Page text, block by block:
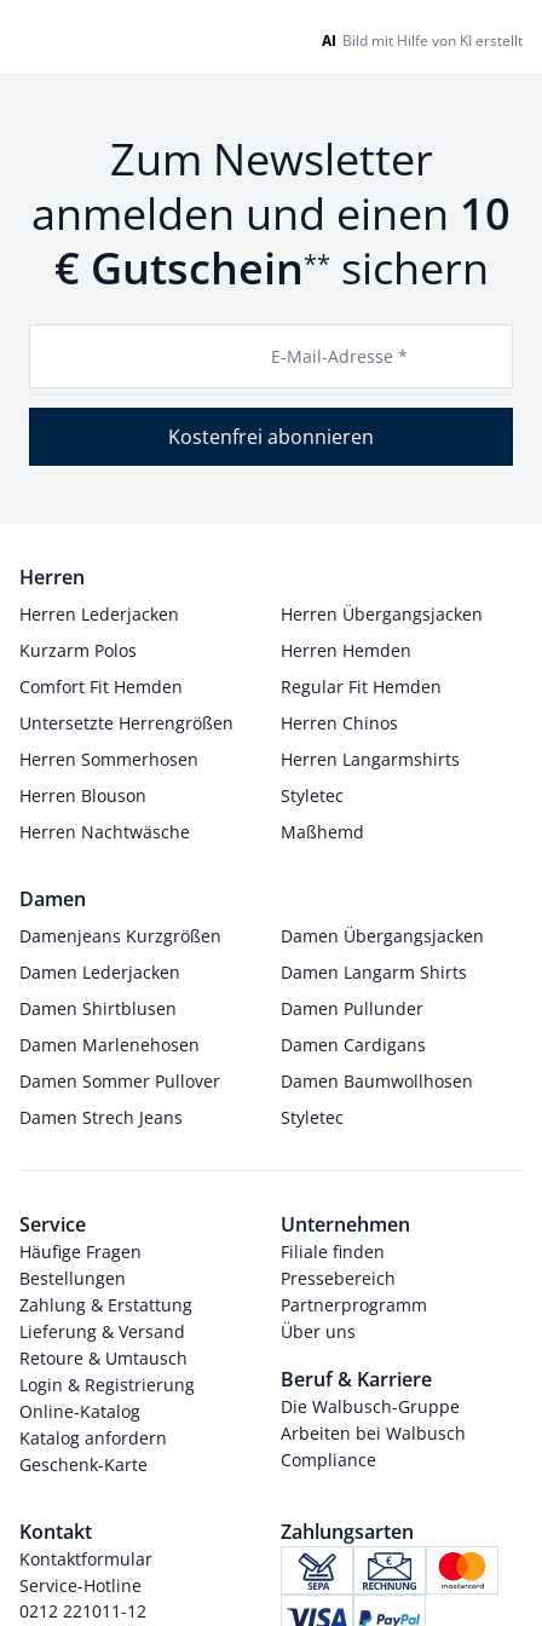
AI Bild mit Hilfe von KI erstellt
Zum Newsletter
anmelden und einen 10
€ Gutschein** sichern
E-Mail-Adresse *
Kostenfrei abonnieren
Herren
Herren Lederjacken
Herren Übergangsjacken
Kurzarm Polos
Herren Hemden
Comfort Fit Hemden
Regular Fit Hemden
Untersetzte Herrengrößen
Herren Chinos
Herren Sommerhosen
Herren Langarmshirts
Herren Blouson
Styletec
Herren Nachtwäsche
Maßhemd
Damen
Damenjeans Kurzgrößen
Damen Übergangsjacken
Damen Lederjacken
Damen Langarm Shirts
Damen Shirtblusen
Damen Pullunder
Damen Marlenehosen
Damen Cardigans
Damen Sommer Pullover
Damen Baumwollhosen
Damen Strech Jeans
Styletec
Service
Häufige Fragen
Bestellungen
Zahlung & Erstattung
Lieferung & Versand
Retoure & Umtausch
Login & Registrierung
Online-Katalog
Katalog anfordern
Geschenk-Karte
Unternehmen
Filiale finden
Pressebereich
Partnerprogramm
Über uns
Beruf & Karriere
Die Walbusch-Gruppe
Arbeiten bei Walbusch
Compliance
Kontakt
Kontaktformular
Service-Hotline
0212 221011-12
Zahlungsarten